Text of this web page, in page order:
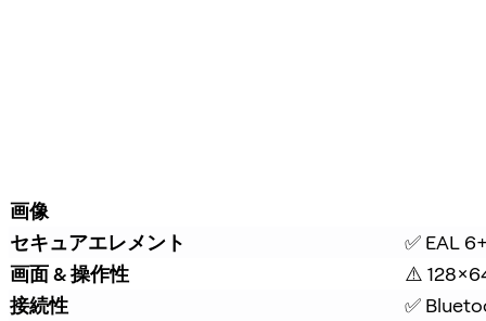
画像
セキュアエレメント
✅ EAL
画面 & 操作性
⚠️
接続性
✅